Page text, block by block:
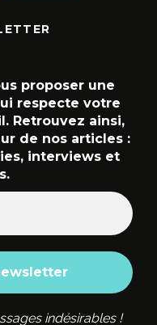
proposer une
respecte votre
Retrouvez ainsi,
de nos articles :
interviews et
indésirables !